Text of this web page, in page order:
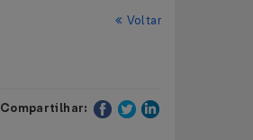
Voltar
Compartilhar: